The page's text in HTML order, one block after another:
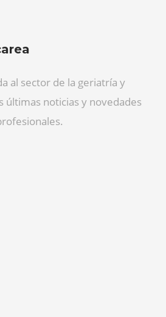
al sector de la geriatría y
últimas noticias y novedades